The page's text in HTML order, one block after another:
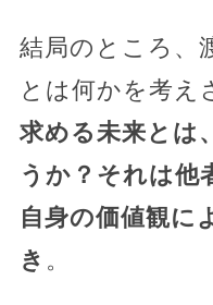
結局のところ、
とは何かを考え
求める未来とは
うか？それは他
自身の価値観に
き 。